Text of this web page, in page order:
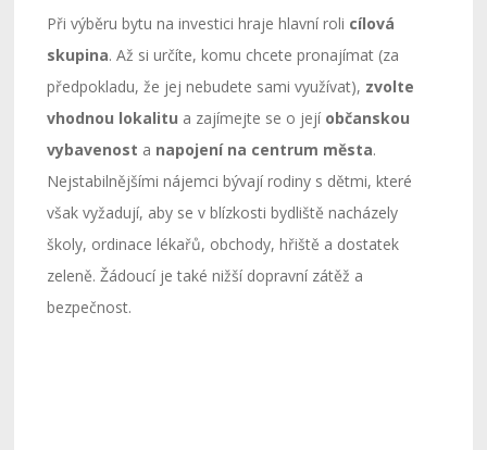
Při výběru bytu na investici hraje hlavní roli cílová
skupina. Až si určíte, komu chcete pronajímat (za
předpokladu, že jej nebudete sami využívat), zvolte
vhodnou lokalitu a zajímejte se o její občanskou
vybavenost a napojení na centrum města.
Nejstabilnějšími nájemci bývají rodiny s dětmi, které
však vyžadují, aby se v blízkosti bydliště nacházely
školy, ordinace lékařů, obchody, hřiště a dostatek
zeleně. Žádoucí je také nižší dopravní zátěž a
bezpečnost.